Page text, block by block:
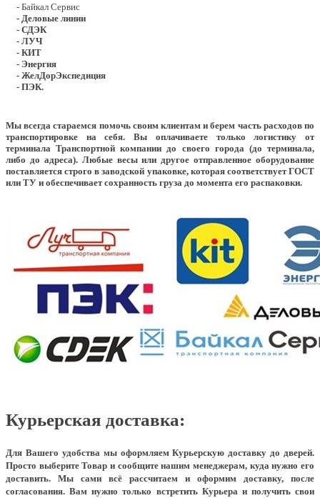
- Байкал Сервис
- Деловые линии
- СДЭК
- ЛУЧ
- КИТ
- Энергия
- ЖелДорЭкспедиция
- ПЭК.
Мы всегда стараемся помочь своим клиентам и берем часть расходов по
транспортировке на себя. Вы оплачиваете только логистику от
терминала Транспортной компании до своего города (до терминала,
либо до адреса). Любые весы или другое отправленное оборудование
поставляется строго в заводской упаковке, которая соответствует ГОСТ
или ТУ и обеспечивает сохранность груза до момента его распаковки.
Курьерская доставка:
Для Вашего удобства мы оформляем Курьерскую доставку до дверей.
Просто выберите Товар и сообщите нашим менеджерам, куда нужно его
доставить. Мы сами всё рассчитаем и оформим доставку, после
согласования. Вам нужно только встретить Курьера и получить свои